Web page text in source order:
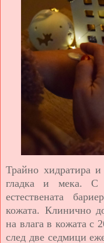
Трайно хидратира
гладка и мека. С
естествената
кожата. Клинично
на влага в кожата с
след две седмици